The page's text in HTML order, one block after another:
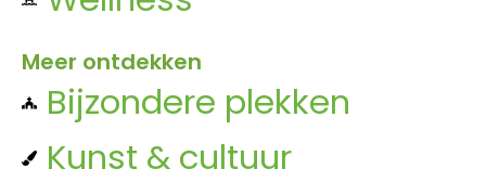
Meer ontdekken
Bijzondere plekken
Kunst & cultuur